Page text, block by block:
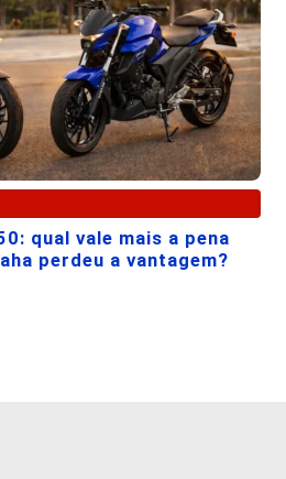
qual vale mais a pena
perdeu a vantagem?